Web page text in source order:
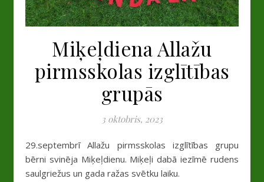
Miķeļdiena Allažu
pirmsskolas izglītības
grupās
3 oktobris, 2023
29.septembrī Allažu pirmsskolas izglītības grupu
bērni svinēja Miķeļdienu. Miķeļi dabā iezīmē rudens
saulgriežus un gada ražas svētku laiku.